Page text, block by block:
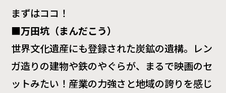
まずはココ！
■万田坑（まんだこう）
世界文化遺産にも登録された炭鉱の遺構。レン
ガ造りの建物や鉄のやぐらが、まるで映画のセ
ットみたい！産業の力強さと地域の誇りを感じ